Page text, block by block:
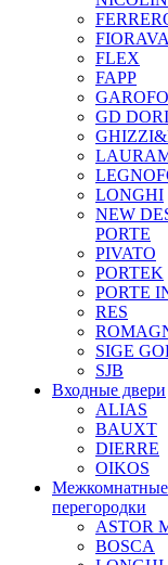
FLEX
FAPP
GD
LONGHI
NEW
PORTE
PIVATO
PORTEK
PORTE
RES
SIGE
SJB
Входные двери
ALIAS
BAUXT
DIERRE
OIKOS
Межкомнатные
перегородки
ASTOR
BOSCA